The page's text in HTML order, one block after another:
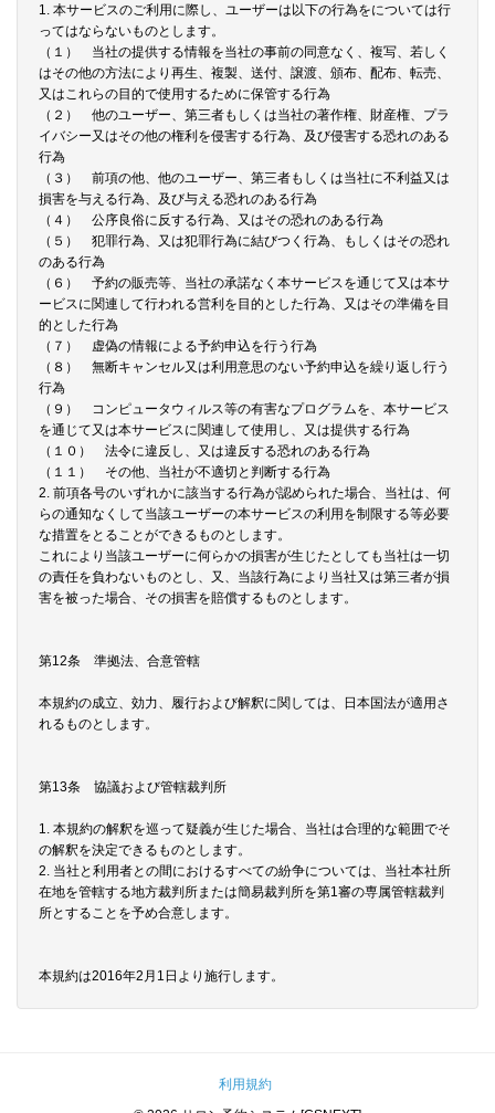
1. 本サービスのご利用に際し、ユーザーは以下の行為をについては行
ってはならないものとします。
（１） 当社の提供する情報を当社の事前の同意なく、複写、若しく
はその他の方法により再生、複製、送付、譲渡、頒布、配布、転売、
又はこれらの目的で使用するために保管する行為
（２） 他のユーザー、第三者もしくは当社の著作権、財産権、プラ
イバシー又はその他の権利を侵害する行為、及び侵害する恐れのある
行為
（３） 前項の他、他のユーザー、第三者もしくは当社に不利益又は
損害を与える行為、及び与える恐れのある行為
（４） 公序良俗に反する行為、又はその恐れのある行為
（５） 犯罪行為、又は犯罪行為に結びつく行為、もしくはその恐れ
のある行為
（６） 予約の販売等、当社の承諾なく本サービスを通じて又は本サ
ービスに関連して行われる営利を目的とした行為、又はその準備を目
的とした行為
（７） 虚偽の情報による予約申込を行う行為
（８） 無断キャンセル又は利用意思のない予約申込を繰り返し行う
行為
（９） コンピュータウィルス等の有害なプログラムを、本サービス
を通じて又は本サービスに関連して使用し、又は提供する行為
（１０） 法令に違反し、又は違反する恐れのある行為
（１１） その他、当社が不適切と判断する行為
2. 前項各号のいずれかに該当する行為が認められた場合、当社は、何
らの通知なくして当該ユーザーの本サービスの利用を制限する等必要
な措置をとることができるものとします。
これにより当該ユーザーに何らかの損害が生じたとしても当社は一切
の責任を負わないものとし、又、当該行為により当社又は第三者が損
害を被った場合、その損害を賠償するものとします。
第12条 準拠法、合意管轄
本規約の成立、効力、履行および解釈に関しては、日本国法が適用さ
れるものとします。
第13条 協議および管轄裁判所
1. 本規約の解釈を巡って疑義が生じた場合、当社は合理的な範囲でそ
の解釈を決定できるものとします。
2. 当社と利用者との間におけるすべての紛争については、当社本社所
在地を管轄する地方裁判所または簡易裁判所を第1審の専属管轄裁判
所とすることを予め合意します。
本規約は2016年2月1日より施行します。
利用規約